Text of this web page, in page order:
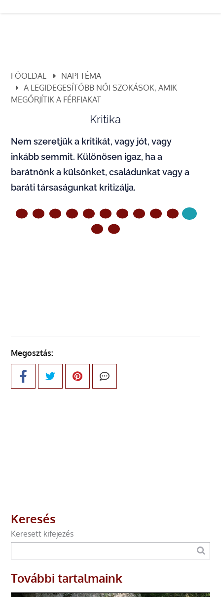
FŐOLDAL
NAPI TÉMA
A LEGIDEGESÍTŐBB NŐI SZOKÁSOK, AMIK
MEGŐRJÍTIK A FÉRFIAKAT
Kritika
Nem szeretjük a kritikát, vagy jót, vagy
inkább semmit. Különösen igaz, ha a
barátnőnk a külsőnket, családunkat vagy a
baráti társaságunkat kritizálja.
Megosztás:
Keresés
Keresett kifejezés
További tartalmaink